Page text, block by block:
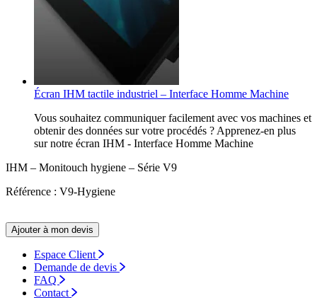
Écran IHM tactile industriel – Interface Homme Machine
Vous souhaitez communiquer facilement avec vos machines et
obtenir des données sur votre procédés ? Apprenez-en plus
sur notre écran IHM - Interface Homme Machine
IHM – Monitouch hygiene – Série V9
Référence : V9-Hygiene
Ajouter à mon devis
Espace Client
Demande de devis
FAQ
Contact